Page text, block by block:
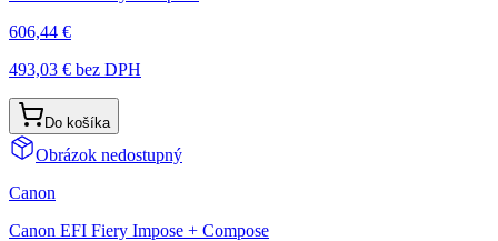
606,44 €
493,03 € bez DPH
Do košíka
Obrázok nedostupný
Canon
Canon EFI Fiery Impose + Compose